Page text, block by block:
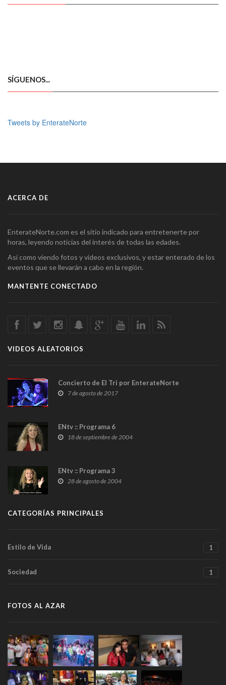
SÍGUENOS...
Tweets by EnterateNorte
ACERCA DE
EnterateNorte.com es el sitio indicado para entretenerte por
horas, leyendo noticias del interés de todas las edades.
Así como viendo fotos y videos exclusivos, y estar enterado de los
eventos que se llevarán a cabo en la región.
MANTENTE CONECTADO
VIDEOS ALEATORIOS
Concierto de El Tri por EnterateNorte
7 de agosto de 2017
ENtv :: Programa 6
18 de septiembre de 2004
ENtv :: Programa 3
28 de agosto de 2004
CATEGORÍAS PRINCIPALES
Estilo de Vida 1
Sociedad 1
FOTOS AL AZAR